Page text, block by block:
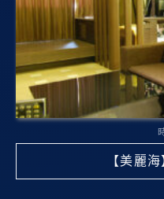
【美麗